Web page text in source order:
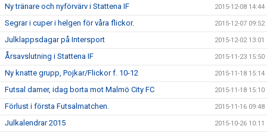
Ny tränare och nyförvärv i Stattena IF 2015-12-08 14:44
Segrar i cuper i helgen för våra flickor. 2015-12-07 09:52
Julklappsdagar på Intersport 2015-12-02 13:01
Årsavslutning i Stattena IF 2015-11-23 15:50
Ny knatte grupp, Pojkar/Flickor f. 10-12 2015-11-18 15:14
Futsal damer, idag borta mot Malmö City FC 2015-11-18 15:10
Förlust i första Futsalmatchen. 2015-11-16 09:48
Julkalendrar 2015 2015-10-26 10:11